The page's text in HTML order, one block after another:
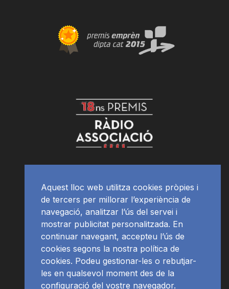
Aquest lloc web utilitza cookies pròpies i
de tercers per millorar l’experiència de
navegació, analitzar l’ús del servei i
mostrar publicitat personalitzada. En
continuar navegant, accepteu l’ús de
cookies segons la nostra política de
cookies. Podeu gestionar-les o rebutjar-
les en qualsevol moment des de la
configuració del vostre navegador.